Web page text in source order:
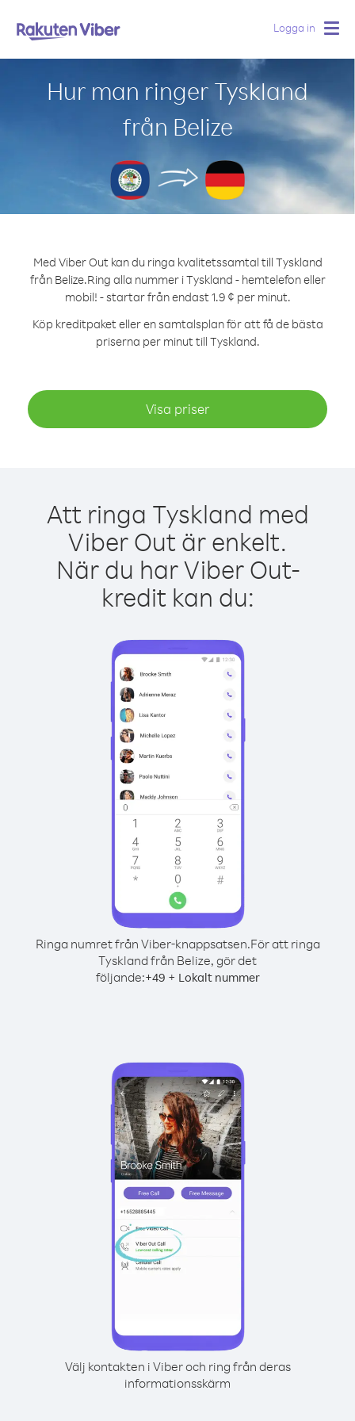
Logga in
Hur man ringer Tyskland
från Belize
Med Viber Out kan du ringa kvalitetssamtal till Tyskland
från Belize.Ring alla nummer i Tyskland - hemtelefon eller
mobil! - startar från endast 1.9 ¢ per minut.
Köp kreditpaket eller en samtalsplan för att få de bästa
priserna per minut till Tyskland.
Visa priser
Att ringa Tyskland med
Viber Out är enkelt.
När du har Viber Out-
kredit kan du:
Ringa numret från Viber-knappsatsen.För att ringa
Tyskland från Belize, gör det
följande:+49 + Lokalt nummer
Välj kontakten i Viber och ring från deras
informationsskärm